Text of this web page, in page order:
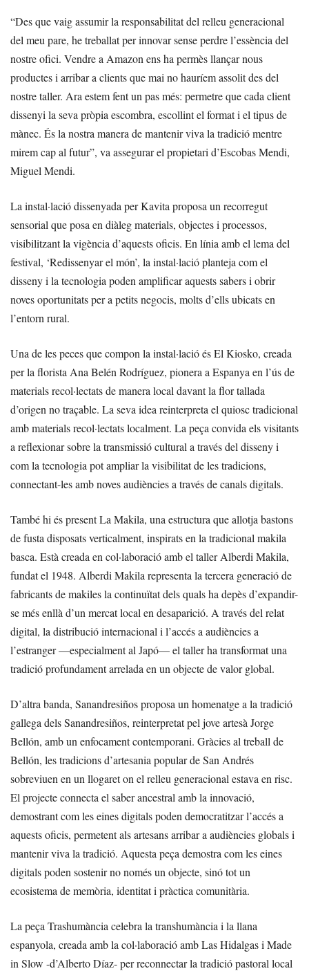
“Des que vaig assumir la responsabilitat del relleu generacional
del meu pare, he treballat per innovar sense perdre l’essència del
nostre ofici. Vendre a Amazon ens ha permès llançar nous
productes i arribar a clients que mai no hauríem assolit des del
nostre taller. Ara estem fent un pas més: permetre que cada client
dissenyi la seva pròpia escombra, escollint el format i el tipus de
mànec. És la nostra manera de mantenir viva la tradició mentre
mirem cap al futur”, va assegurar el propietari d’Escobas Mendi,
Miguel Mendi.
La instal·lació dissenyada per Kavita proposa un recorregut
sensorial que posa en diàleg materials, objectes i processos,
visibilitzant la vigència d’aquests oficis. En línia amb el lema del
festival, ‘Redissenyar el món’, la instal·lació planteja com el
disseny i la tecnologia poden amplificar aquests sabers i obrir
noves oportunitats per a petits negocis, molts d’ells ubicats en
l’entorn rural.
Una de les peces que compon la instal·lació és El Kiosko, creada
per la florista Ana Belén Rodríguez, pionera a Espanya en l’ús de
materials recol·lectats de manera local davant la flor tallada
d’origen no traçable. La seva idea reinterpreta el quiosc tradicional
amb materials recol·lectats localment. La peça convida els visitants
a reflexionar sobre la transmissió cultural a través del disseny i
com la tecnologia pot ampliar la visibilitat de les tradicions,
connectant-les amb noves audiències a través de canals digitals.
També hi és present La Makila, una estructura que allotja bastons
de fusta disposats verticalment, inspirats en la tradicional makila
basca. Està creada en col·laboració amb el taller Alberdi Makila,
fundat el 1948. Alberdi Makila representa la tercera generació de
fabricants de makiles la continuïtat dels quals ha depès d’expandir-
se més enllà d’un mercat local en desaparició. A través del relat
digital, la distribució internacional i l’accés a audiències a
l’estranger —especialment al Japó— el taller ha transformat una
tradició profundament arrelada en un objecte de valor global.
D’altra banda, Sanandresiños proposa un homenatge a la tradició
gallega dels Sanandresiños, reinterpretat pel jove artesà Jorge
Bellón, amb un enfocament contemporani. Gràcies al treball de
Bellón, les tradicions d’artesania popular de San Andrés
sobreviuen en un llogaret on el relleu generacional estava en risc.
El projecte connecta el saber ancestral amb la innovació,
demostrant com les eines digitals poden democratitzar l’accés a
aquests oficis, permetent als artesans arribar a audiències globals i
mantenir viva la tradició. Aquesta peça demostra com les eines
digitals poden sostenir no només un objecte, sinó tot un
ecosistema de memòria, identitat i pràctica comunitària.
La peça Trashumància celebra la transhumància i la llana
espanyola, creada amb la col·laboració amb Las Hidalgas i Made
in Slow -d’Alberto Díaz- per reconnectar la tradició pastoral local